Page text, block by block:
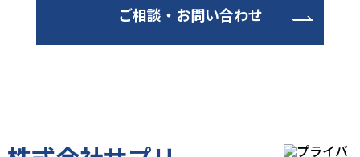
ご相談・お問い合わせ